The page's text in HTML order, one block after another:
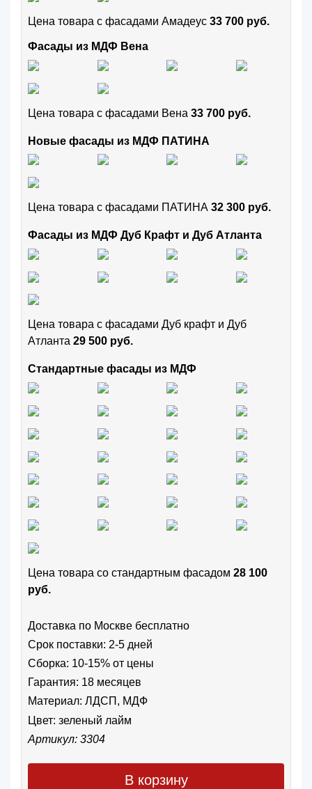
Цена товара с фасадами Амадеус 33 700 руб.
Фасады из МДФ Вена
Цена товара с фасадами Вена 33 700 руб.
Новые фасады из МДФ ПАТИНА
Цена товара с фасадами ПАТИНА 32 300 руб.
Фасады из МДФ Дуб Крафт и Дуб Атланта
Цена товара с фасадами Дуб крафт и Дуб
Атланта 29 500 руб.
Стандартные фасады из МДФ
Цена товара cо стандартным фасадом 28 100
руб.
Доставка по Москве бесплатно
Срок поставки: 2-5 дней
Сборка: 10-15% от цены
Гарантия: 18 месяцев
Материал: ЛДСП, МДФ
Цвет: зеленый лайм
Артикул: 3304
В корзину